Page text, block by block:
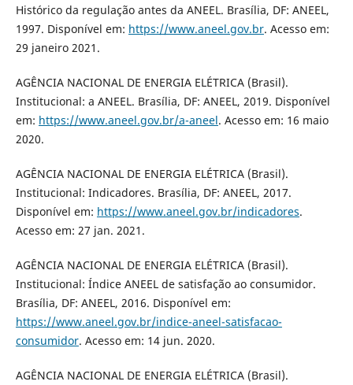
Histórico da regulação antes da ANEEL. Brasília, DF: ANEEL,
1997. Disponível em: https://www.aneel.gov.br. Acesso em:
29 janeiro 2021.
AGÊNCIA NACIONAL DE ENERGIA ELÉTRICA (Brasil).
Institucional: a ANEEL. Brasília, DF: ANEEL, 2019. Disponível
em: https://www.aneel.gov.br/a-aneel. Acesso em: 16 maio
2020.
AGÊNCIA NACIONAL DE ENERGIA ELÉTRICA (Brasil).
Institucional: Indicadores. Brasília, DF: ANEEL, 2017.
Disponível em: https://www.aneel.gov.br/indicadores.
Acesso em: 27 jan. 2021.
AGÊNCIA NACIONAL DE ENERGIA ELÉTRICA (Brasil).
Institucional: Índice ANEEL de satisfação ao consumidor.
Brasília, DF: ANEEL, 2016. Disponível em:
https://www.aneel.gov.br/indice-aneel-satisfacao-
consumidor. Acesso em: 14 jun. 2020.
AGÊNCIA NACIONAL DE ENERGIA ELÉTRICA (Brasil).